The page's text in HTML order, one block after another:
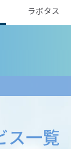
ラボタス
ス一覧